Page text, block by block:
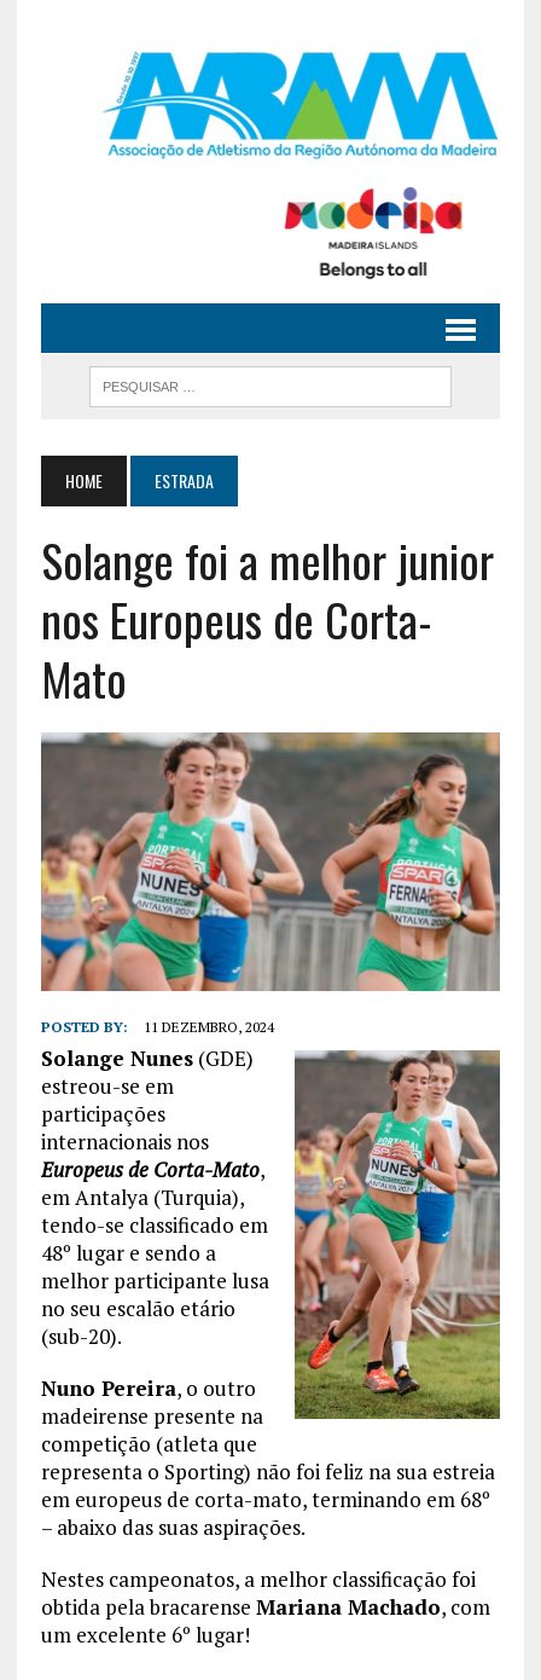
HOME ESTRADA
Solange foi a melhor junior
nos Europeus de Corta-
Mato
POSTED BY: 11 DEZEMBRO, 2024
Solange Nunes(GDE)
estreou-se em
participações
internacionais nos
Europeus de Corta-Mato,
em Antalya (Turquia),
tendo-se classificado em
48º lugar e sendo a
melhor participante lusa
no seu escalão etário
(sub-20).
Nuno Pereira, o outro
madeirense presente na
competição (atleta que
representa o Sporting) não foi feliz na sua estreia
em europeus de corta-mato, terminando em 68º
– abaixo das suas aspirações.
Nestes campeonatos, a melhor classificação foi
obtida pela bracarense Mariana Machado, com
um excelente 6º lugar!